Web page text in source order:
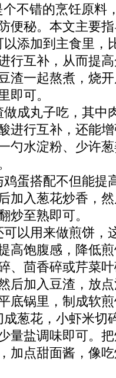
不错的烹饪原料
便秘。本文主要
添加到主食里，
行互补，从而提
渣一起熬煮，烧
即可。
成丸子吃，其中
进行互补，还能
勺水淀粉、少许
蛋搭配不但能提
加入葱花炒香，
炒至熟即可。
以用来做煎饼，
高饱腹感，降低
、茴香碎或芹菜
后加入豆渣，放
底锅里，制成软
葱花，小虾米切
量盐调味即可。
加点甜面酱，像